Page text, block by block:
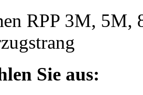
RPP 3M, 5M,
Sie aus: